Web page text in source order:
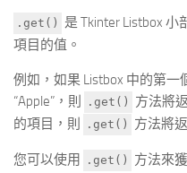
.get()
是 Tkinter Listbox
項目的值。
例如，如果 Listbox 中的第
“Apple”，則
.get()
方法將
的項目，則
.get() 方法將
您可以使用 .get()
方法來